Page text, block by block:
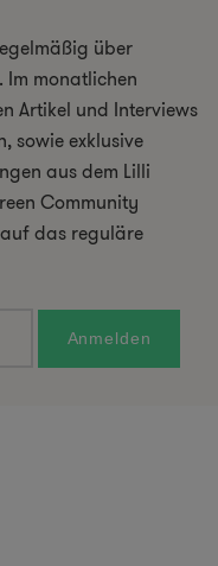
über
Im monatlichen
Artikel und Interviews
sowie exklusive
aus dem Lilli
Community
das reguläre